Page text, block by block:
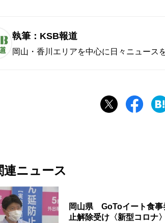
執筆：KSB報道
岡山・香川エリアを中心に日々ニュース
連ニュース
岡山県 GoToイート食
止解除受け〈新型コロナ〉